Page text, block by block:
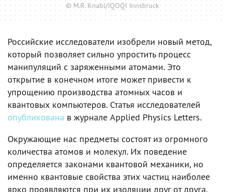
© M.R. Knabl/IQOQI Innsbruck
Российские исследователи изобрели новый метод,
который позволяет сильно упростить процесс
манипуляций с заряженными атомами. Это
открытие в конечном итоге может привести к
упрощению производства атомных часов и
квантовых компьютеров. Статья исследователей
опубликована в журнале Applied Physics Letters.
Окружающие нас предметы состоят из огромного
количества атомов и молекул. Их поведение
определяется законами квантовой механики, но
именно квантовые свойства этих частиц наиболее
ярко проявляются при их изоляции друг от друга.